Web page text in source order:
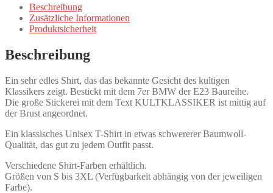
Reihe,
Frontansicht,
KULTKLASSIKER,
Weiße
Menge
Beschreibung
Zusätzliche Informationen
Produktsicherheit
Beschreibung
Ein sehr edles Shirt, das das bekannte Gesicht des kultigen
Klassikers zeigt. Bestickt mit dem 7er BMW der E23 Baureihe.
Die große Stickerei mit dem Text KULTKLASSIKER ist mittig auf
der Brust angeordnet.
Ein klassisches Unisex T-Shirt in etwas schwererer Baumwoll-
Qualität, das gut zu jedem Outfit passt.
Verschiedene Shirt-Farben erhältlich.
Größen von S bis 3XL (Verfügbarkeit abhängig von der jeweiligen
Farbe).